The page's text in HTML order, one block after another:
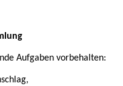
Aufgaben vorbehalten: